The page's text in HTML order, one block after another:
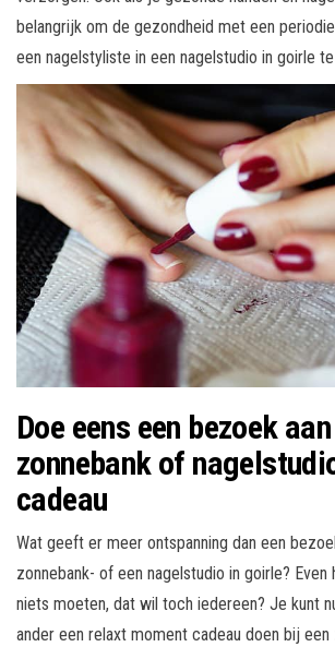
belangrijk om de gezondheid met een
een nagelstyliste in een nagelstudio in goirle
Doe eens een bezoek
zonnebank of
cadeau
Wat geeft er meer ontspanning dan een
zonnebank- of een nagelstudio in goirle? Even
niets moeten, dat wil toch iedereen? Je kunt
ander een relaxt moment cadeau doen bij